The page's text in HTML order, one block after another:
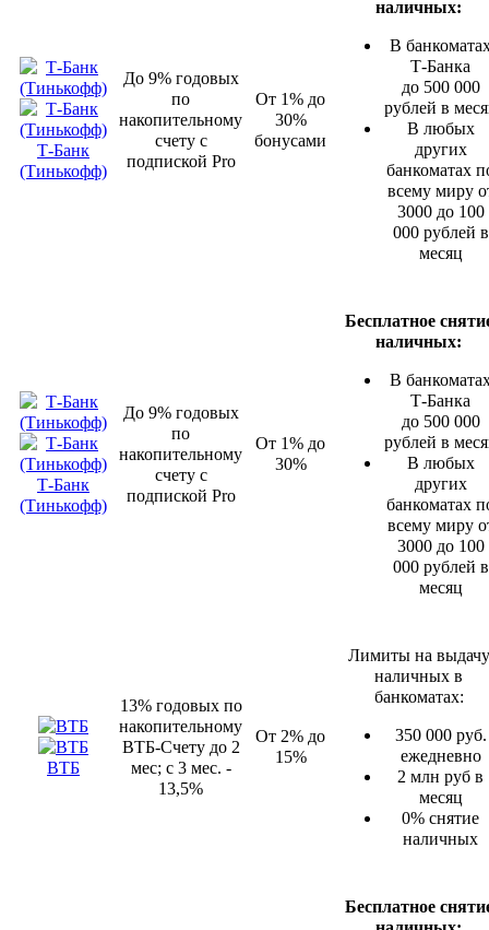
Т-Банк
(Тинькофф)
До 9% годовых
по
накопительному
счету с
подпиской Pro
От 1% до
30%
бонусами
наличных:
В
Т-Банка
до 500 000
рублей в
В любых
других
банкоматах
всему миру
3000 до 100
000 рублей в
месяц
Т-Банк
(Тинькофф)
До 9% годовых
по
накопительному
счету с
подпиской Pro
От 1% до
30%
Бесплатное
наличных:
В
Т-Банка
до 500 000
рублей в
В любых
других
банкоматах
всему миру
3000 до 100
000 рублей в
месяц
ВТБ
13% годовых по
накопительному
ВТБ-Счету до 2
мес; с 3 мес. -
13,5%
От 2% до
15%
Лимиты на выдачу
наличных в
банкоматах:
350 000 руб.
ежедневно
2 млн руб в
месяц
0% снятие
наличных
Бесплатное